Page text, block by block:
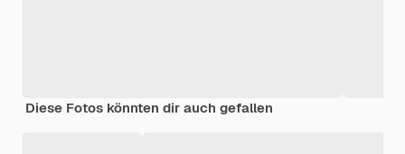
Diese Fotos könnten dir auch gefallen